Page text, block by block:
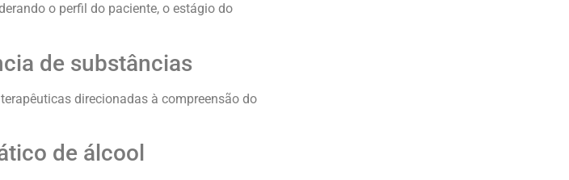
o perfil do paciente, o estágio do
de substâncias
direcionadas à compreensão do
de álcool